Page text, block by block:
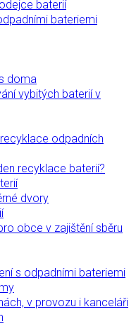
baterií
bateriemi
doma
vybitých baterií v
odpadních
recyklace baterií?
dvory
obce v zajištění sběru
s odpadními bateriemi
v provozu i kanceláři